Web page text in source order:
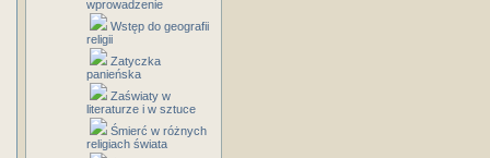
wprowadzenie
Wstęp do geografii
religii
Zatyczka
panieńska
Zaświaty w
literaturze i w sztuce
Śmierć w różnych
religiach świata